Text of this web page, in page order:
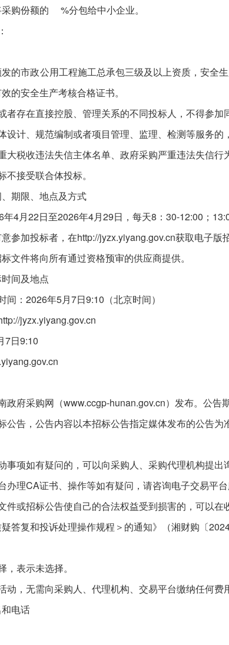
购份额的 %分包给中小企业。
市政公用工程施工总承包三级及以上资质，安全
的安全生产考核合格证书。
存在直接控股、管理关系的不同投标人，不得参加
计、规范编制或者项目管理、监理、检测等服务的
税收违法失信主体名单、政府采购严重违法失信行
接受联合体投标。
期限、地点及方式
月22日至2026年4月29日，每天8：30-12:00；
加投标者，在http://jyzx.yiyang.gov.cn获取电子版招
件将向所有通过资格预审的供应商提供。
间及地点
：2026年5月7日9:10（北京时间）
jyzx.yiyang.gov.cn
日9:10
府采购网（www.ccgp-hunan.gov.cn）发布。公告
告，公告内容以本招标公告指定媒体发布的公告为
项如有疑问的，可以向采购人、采购代理机构提出
理CA证书、操作等如有疑问，请咨询电子交易平台
或招标公告使自己的合法权益受到损害的，可以在
答复和投诉处理操作规程＞的通知》（湘财购〔
表示未选择。
，无需向采购人、代理机构、交易平台缴纳任何费用
电话